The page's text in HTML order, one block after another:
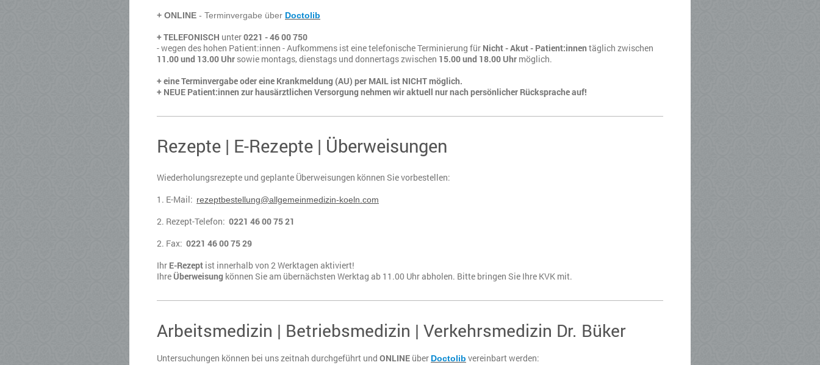
+ ONLINE - Terminvergabe über Doctolib
+ TELEFONISCH unter0221 - 46 00 750
- wegen des hohen Patient:innen - Aufkommens ist eine telefonische Terminierung für Nicht - Akut - Patient:innentäglich zwischen
11.00 und 13.00 Uhr sowie montags, dienstags und donnertags zwischen 15.00 und 18.00 Uhr möglich.
+ eine Terminvergabe oder eine Krankmeldung (AU) per MAIL ist NICHT möglich.
+ NEUE Patient:innen zur hausärztlichen Versorgung nehmen wir aktuell nur nach persönlicher Rücksprache auf!
Rezepte | E-Rezepte | Überweisungen
Wiederholungsrezepte und geplante Überweisungen können Sie vorbestellen:
1. E-Mail: rezeptbestellung@allgemeinmedizin-koeln.com
2. Rezept-Telefon: 0221 46 00 75 21
2. Fax: 0221 46 00 75 29
Ihr E-Rezept ist innerhalb von 2 Werktagen aktiviert!
IhreÜberweisung können Sie am übernächsten Werktag ab 11.00 Uhr abholen. Bitte bringen Sie Ihre KVK mit.
Arbeitsmedizin | Betriebsmedizin | Verkehrsmedizin Dr. Büker
Untersuchungen können bei uns zeitnah durchgeführt und ONLINE über Doctolib vereinbart werden: